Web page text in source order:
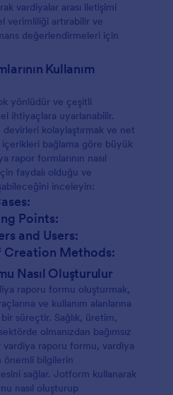
vardiyalar arası iletişimi
verimliliği artırabilir ve
değerlendirmeleri için
Kullanım
yönlüdür ve çeşitli
ihtiyaçlara uyarlanabilir.
kolaylaştırmak ve net
içerikleri bağlama göre büyük
rapor formlarının nasıl
faydalı olduğu ve
inceleyin:
Points:
and Users:
Creation Methods:
Nasıl Oluşturulur
raporu formu oluşturmak,
ve kullanım alanlarına
süreçtir. Sağlık, üretim,
olmanızdan bağımsız
vardiya raporu formu, vardiya
önemli bilgilerin
sağlar. Jotform kullanarak
nasıl oluşturup